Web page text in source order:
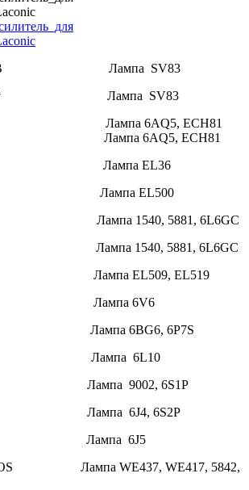
ЕВ Лампа SV83
ЕР Лампа SV83
ЕВ Лампа 6AQ5, ECH81
В Лампа 6AQ5, ECH81
Лампа EL36
Лампа EL500
Лампа 1540, 5881, 6L6GC
Лампа 1540, 5881, 6L6GC
Лампа EL509, EL519
Лампа 6V6
Лампа 6BG6, 6P7S
Лампа 6L10
Лампа 9002, 6S1P
Лампа 6J4, 6S2P
Лампа 6J5
Лампа WE437, WE417, 5842,